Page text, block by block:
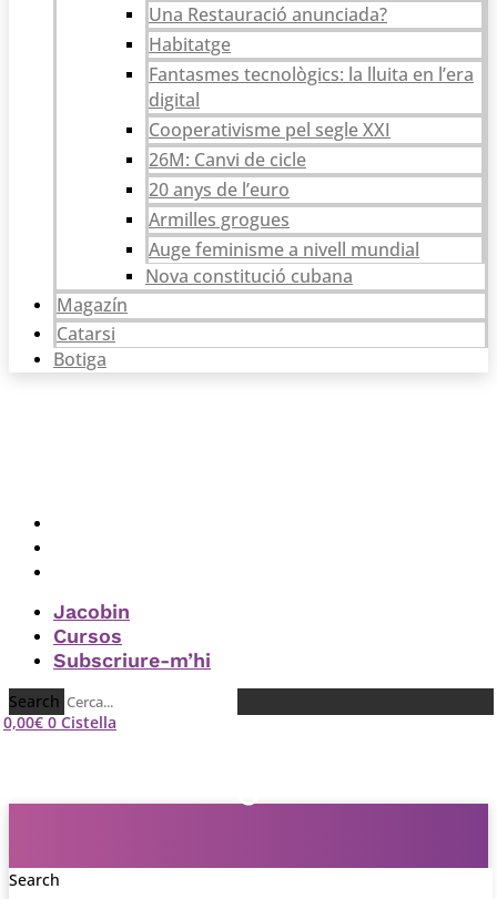
Una Restauració anunciada?
Habitatge
Fantasmes tecnològics: la lluita en l’era
digital
Cooperativisme pel segle XXI
26M: Canvi de cicle
20 anys de l’euro
Armilles grogues
Auge feminisme a nivell mundial
Nova constitució cubana
Magazín
Catarsi
Botiga
Jacobin
Cursos
Subscriure-m’hi
Search
0,00€ 0 Cistella
Search